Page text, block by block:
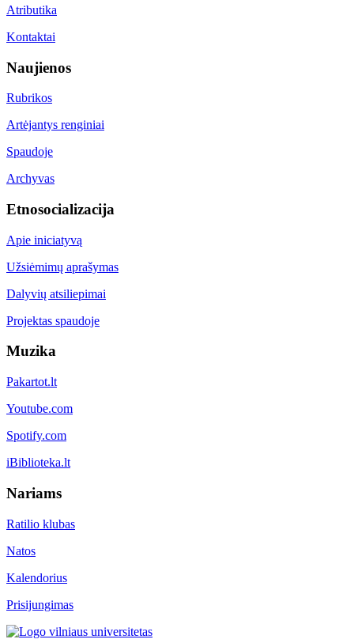
Atributika
Kontaktai
Naujienos
Rubrikos
Artėjantys renginiai
Spaudoje
Archyvas
Etnosocializacija
Apie iniciatyvą
Užsiėmimų aprašymas
Dalyvių atsiliepimai
Projektas spaudoje
Muzika
Pakartot.lt
Youtube.com
Spotify.com
iBiblioteka.lt
Nariams
Ratilio klubas
Natos
Kalendorius
Prisijungimas